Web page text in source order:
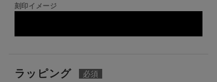
刻印イメージ
ラッピング